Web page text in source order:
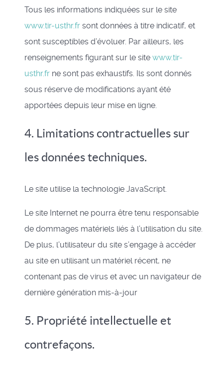
Tous les informations indiquées sur le site
www.tir-usthr.fr sont données à titre indicatif, et
sont susceptibles d’évoluer. Par ailleurs, les
renseignements figurant sur le site www.tir-
usthr.fr ne sont pas exhaustifs. Ils sont donnés
sous réserve de modifications ayant été
apportées depuis leur mise en ligne.
4. Limitations contractuelles sur
les données techniques.
Le site utilise la technologie JavaScript.
Le site Internet ne pourra être tenu responsable
de dommages matériels liés à l’utilisation du site.
De plus, l’utilisateur du site s’engage à accéder
au site en utilisant un matériel récent, ne
contenant pas de virus et avec un navigateur de
dernière génération mis-à-jour
5. Propriété intellectuelle et
contrefaçons.